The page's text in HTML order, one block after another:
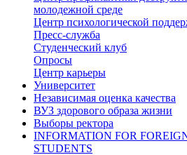
молодежной среде
Центр психологической
Пресс-служба
Студенческий клуб
Опросы
Центр карьеры
Университет
Независимая оценка качества
ВУЗ здорового образа жизни
Выборы ректора
INFORMATION FOR
STUDENTS